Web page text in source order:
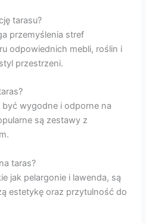
tarasu?
przemyślenia stref
odpowiednich mebli, roślin i
przestrzeni.
wygodne i odporne na
są zestawy z
taras?
jak pelargonie i lawenda, są
estetykę oraz przytulność do